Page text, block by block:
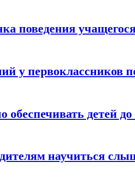
поведения
у первоклассников
детей
научиться